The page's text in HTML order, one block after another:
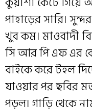
পাহাড়ের সারি।
খুব কম। মাওবাদী
সি আর পি এফ এর
বাইকে করে টহল
যাওয়ার পর ছবির
পড়ল। গাড়ি থেকে